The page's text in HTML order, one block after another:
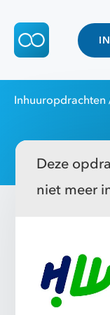
Inhuuropdrachten
Deze
niet meer